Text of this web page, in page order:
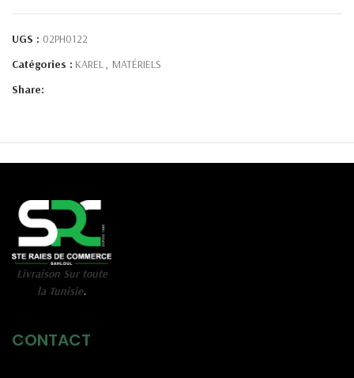
UGS : 02PH0122
Catégories : KAREL
MATÉRIELS
Share:
Livraison Sur toute
la Tunisie.
CONTACT